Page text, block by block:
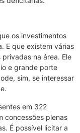
os investimentos
E que existem várias
na área. Ele
e grande porte
sim, se interessar
em 322
concessões plenas
É possível licitar a